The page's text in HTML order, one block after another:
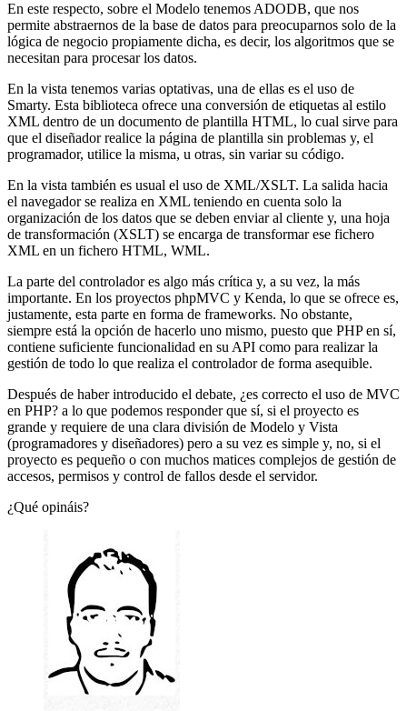
En este respecto, sobre el Modelo tenemos ADODB, que nos
permite abstraernos de la base de datos para preocuparnos solo de la
lógica de negocio propiamente dicha, es decir, los algoritmos que se
necesitan para procesar los datos.
En la vista tenemos varias optativas, una de ellas es el uso de
Smarty. Esta biblioteca ofrece una conversión de etiquetas al estilo
XML dentro de un documento de plantilla HTML, lo cual sirve para
que el diseñador realice la página de plantilla sin problemas y, el
programador, utilice la misma, u otras, sin variar su código.
En la vista también es usual el uso de XML/XSLT. La salida hacia
el navegador se realiza en XML teniendo en cuenta solo la
organización de los datos que se deben enviar al cliente y, una hoja
de transformación (XSLT) se encarga de transformar ese fichero
XML en un fichero HTML, WML.
La parte del controlador es algo más crítica y, a su vez, la más
importante. En los proyectos phpMVC y Kenda, lo que se ofrece es,
justamente, esta parte en forma de frameworks. No obstante,
siempre está la opción de hacerlo uno mismo, puesto que PHP en sí,
contiene suficiente funcionalidad en su API como para realizar la
gestión de todo lo que realiza el controlador de forma asequible.
Después de haber introducido el debate, ¿es correcto el uso de MVC
en PHP? a lo que podemos responder que sí, si el proyecto es
grande y requiere de una clara división de Modelo y Vista
(programadores y diseñadores) pero a su vez es simple y, no, si el
proyecto es pequeño o con muchos matices complejos de gestión de
accesos, permisos y control de fallos desde el servidor.
¿Qué opináis?